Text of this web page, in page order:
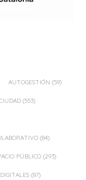
AUTOGESTIÓN (59)
(553)
(84)
PÚBLICO (293)
(87)